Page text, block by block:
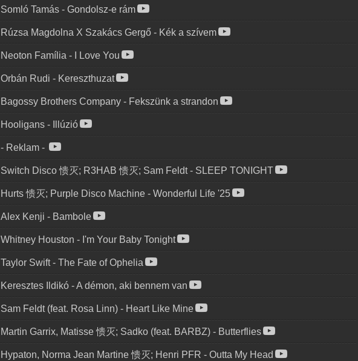
Somló Tamás - Gondolsz-e rám
Rúzsa Magdolna X Szakács Gergő - Kék a szívem
Neoton Família - I Love You
Orbán Rudi - Kereszthuzat
Bagossy Brothers Company - Fekszünk a strandon
Hooligans - Illúzió
- Reklam -
Switch Disco 愦灭; R3HAB 愦灭; Sam Feldt- SLEEP TONIGHT
Hurts 愦灭; Purple Disco Machine - Wonderful Life '25
Alex Kenji - Bambole
Whitney Houston - I'm Your Baby Tonight
Taylor Swift- The Fate of Ophelia
Keresztes Ildikó -A démon, aki bennem van
Sam Feldt (feat. Rosa Linn) - Heart Like Mine
Martin Garrix, Matisse 愦灭; Sadko (feat. BARBZ) - Butterflies
Hypaton, Norma Jean Martine 愦灭; Henri PFR - Outta My Head